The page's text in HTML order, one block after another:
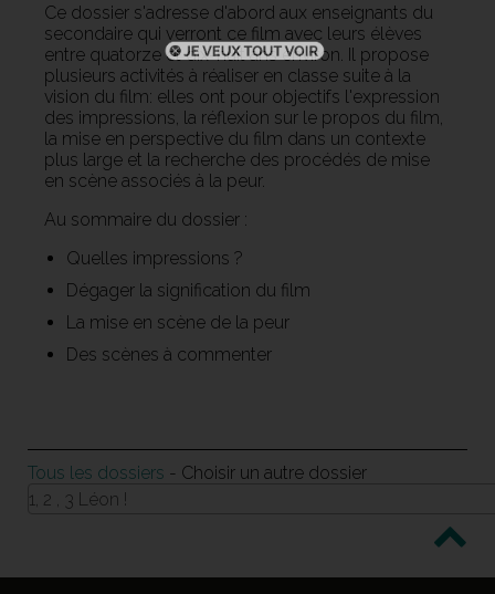
Ce dossier s'adresse d'abord aux enseignants du
secondaire qui verront ce film avec leurs élèves
entre quatorze et dix-huit ans environ. Il propose
plusieurs activités à réaliser en classe suite à la
vision du film: elles ont pour objectifs l'expression
des impressions, la réflexion sur le propos du film,
la mise en perspective du film dans un contexte
plus large et la recherche des procédés de mise
en scène associés à la peur.
Au sommaire du dossier :
Quelles impressions ?
Dégager la signification du film
La mise en scène de la peur
Des scènes à commenter
Tous les dossiers - Choisir un autre dossier
1, 2 , 3 Léon !